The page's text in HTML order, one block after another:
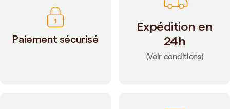
Paiement sécurisé
Expédition en
24h
(Voir conditions)